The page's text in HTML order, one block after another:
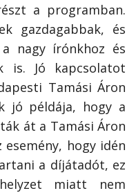
a programban.
gazdagabbak, és
nagy írónkhoz és
is. Jó kapcsolatot
Tamási Áron
jó példája, hogy a
át a Tamási Áron
hogy idén
a díjátadót, ez
miatt nem